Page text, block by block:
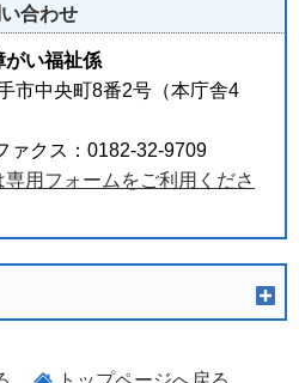
合わせ
がい福祉係
市中央町8番2号（本庁舎4
クス：0182-32-9709
用フォームをご利用くださ